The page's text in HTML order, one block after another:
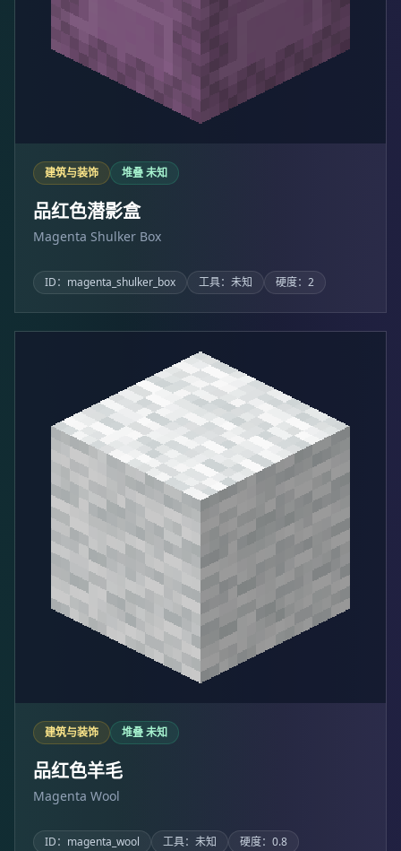
建筑与装饰 堆叠 未知
品红色潜影盒
Magenta Shulker Box
ID：magenta_shulker_box 工具：未知 硬度：2
建筑与装饰 堆叠 未知
品红色羊毛
Magenta Wool
ID：magenta_wool 工具：未知 硬度：0.8